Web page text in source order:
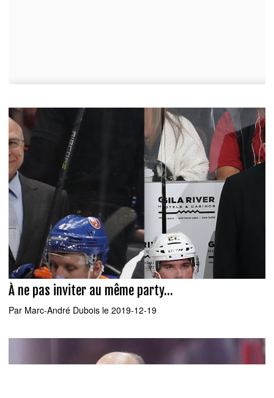
À ne pas inviter au même party...
Par Marc-André Dubois le 2019-12-19